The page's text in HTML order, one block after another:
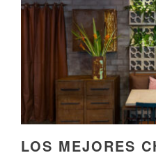
LOS MEJORES